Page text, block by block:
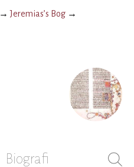
→Jeremias’s Bog →
Biografi